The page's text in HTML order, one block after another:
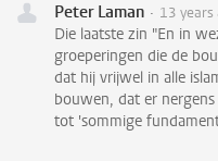
Peter Laman 13 years
Die laatste zin "En in
groeperingen die de
dat hij vrijwel in alle
bouwen, dat er
tot 'sommige